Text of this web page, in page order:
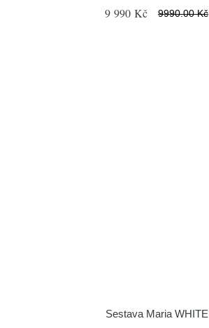
9 990 Kč 9990.00 Kč
Sestava Maria WHITE